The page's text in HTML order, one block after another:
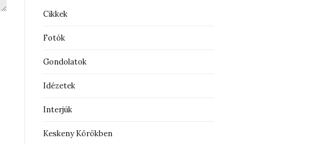
Cikkek
Fotók
Gondolatok
Idézetek
Interjúk
Keskeny Körökben